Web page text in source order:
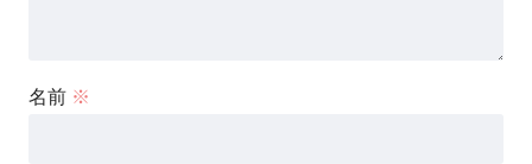
名前 ※